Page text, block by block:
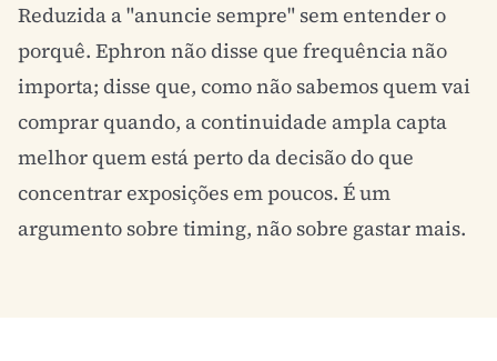
Reduzida a "anuncie sempre" sem entender o
porquê. Ephron não disse que frequência não
importa; disse que, como não sabemos quem vai
comprar quando, a continuidade ampla capta
melhor quem está perto da decisão do que
concentrar exposições em poucos. É um
argumento sobre timing, não sobre gastar mais.